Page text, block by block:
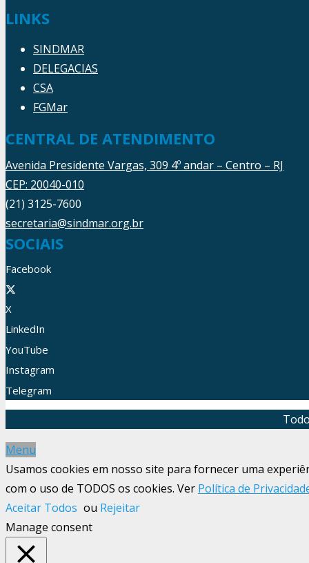
LINKS
SINDMAR
DELEGACIAS
CSA
FGMar
CENTRAL DE ATENDIMENTO
Avenida Presidente Vargas, 309 4º andar – Centro – RJ
CEP: 20040-010
(21) 3125-7600
secretaria@sindmar.org.br
SOCIAIS
Facebook
X
LinkedIn
YouTube
Instagram
Telegram
Menu
Usamos cookies em nosso site para fornecer uma
com o uso de TODOS os cookies. Ver Política de
Aceitar Todos ou Rejeitar
Manage consent